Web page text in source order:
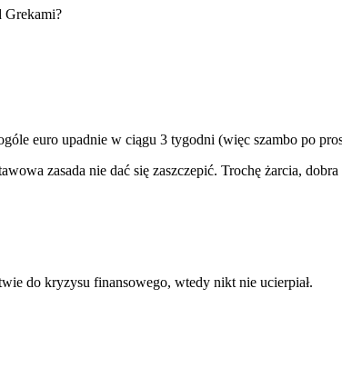
Grekami?
euro upadnie w ciągu 3 tygodni (więc szambo po
zasada nie dać się zaszczepić. Trochę żarcia,
do kryzysu finansowego, wtedy nikt nie ucierpiał.